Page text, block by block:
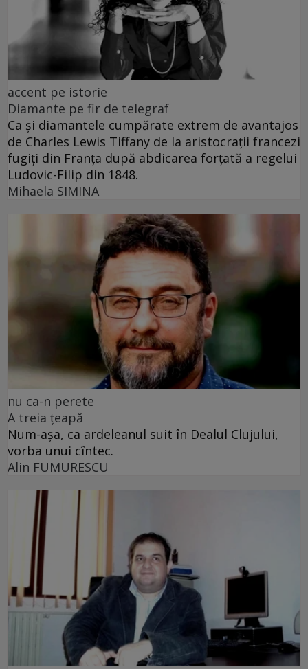
accent pe istorie
Diamante pe fir de telegraf
Ca și diamantele cumpărate extrem de avantajos
de Charles Lewis Tiffany de la aristocrații francezi
fugiți din Franța după abdicarea forțată a regelui
Ludovic-Filip din 1848.
Mihaela SIMINA
nu ca-n perete
A treia țeapă
Num-așa, ca ardeleanul suit în Dealul Clujului,
vorba unui cîntec.
Alin FUMURESCU